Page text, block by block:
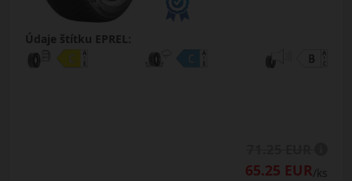
Údaje štítku EPREL:
65.25 EUR/ks